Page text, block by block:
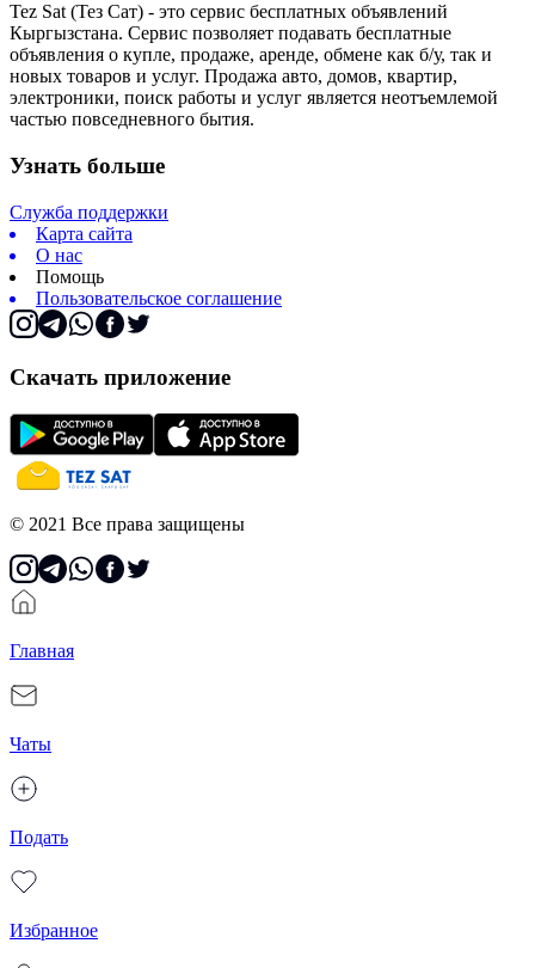
Tez Sat (Тез Сат) - это сервис бесплатных объявлений
Кыргызстана. Сервис позволяет подавать бесплатные
объявления о купле, продаже, аренде, обмене как б/у, так и
новых товаров и услуг. Продажа авто, домов, квартир,
электроники, поиск работы и услуг является неотъемлемой
частью повседневного бытия.
Узнать больше
Служба поддержки
Карта сайта
О нас
Помощь
Пользовательское соглашение
Скачать приложение
© 2021 Все права защищены
Главная
Чаты
Подать
Избранное